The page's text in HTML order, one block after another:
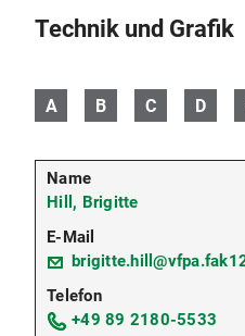
Technik und Grafik
A B C D
Hill, Brigitte
+49 89 2180-5533